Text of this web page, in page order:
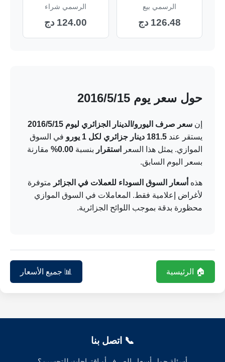
الرسمي بيع
126.48 دج
الرسمي شراء
124.00 دج
حول سعر يوم 15‏/5‏/2016
إن سعر صرف اليورو/الدينار الجزائري ليوم 15‏/5‏/2016
يستقر عند 181.5 دينار جزائري لكل 1 يورو
في السوق
الموازي. يمثل هذا السعر
استقرار بنسبة 0.00%
مقارنة
بسعر اليوم السابق.
هذه أسعار السوق السوداء للعملات في الجزائر متوفرة
لأغراض إعلامية فقط. المعاملات في السوق الموازي
محظورة بدقة بموجب اللوائح الجزائرية.
🏠 الرئيسية 📊 جميع الأسعار
📞 اتصل بنا